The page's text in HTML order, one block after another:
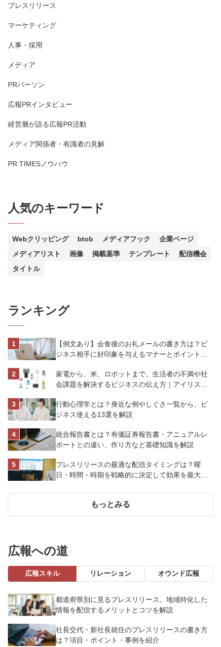
プレスリリース
マーケティング
人事・採用
メディア
PRパーソン
広報PRインタビュー
経営層が語る広報PR活動
メディア関係者・有識者の見解
PR TIMESノウハウ
人気のキーワード
Webクリッピング btob メディアフック
企業ページ
メディアリスト
画像 掲載基準 テンプレート
配信機会
タイトル
ランキング
【例文あり】会食後のお礼メールの書き方は？ビ
ジネス相手に好印象を与えるマナーとポイントを
家電から、米、ロボットまで。生活者の不満や社
会課題を解決するビジネスの伝え方｜アイリスオ
行動心理学とは？身近な例やしぐさ一覧から、ビ
ジネス使える13選を解説
統合報告書とは？有価証券報告書・アニュアルレ
ポートとの違い、作り方など基礎知識を解説
プレスリリースの最適な配信タイミングは？曜
日・時間・時期を戦略的に決定して効果を最大化
もっとみる
広報への道
広報スキル リレーション オウンド広報
都道府県別に見るプレスリリース。地域特化した
情報を配信するメリットとコツを解説
社長交代・新社長就任のプレスリリースの書き方
は？項目・ポイント・事例を紹介